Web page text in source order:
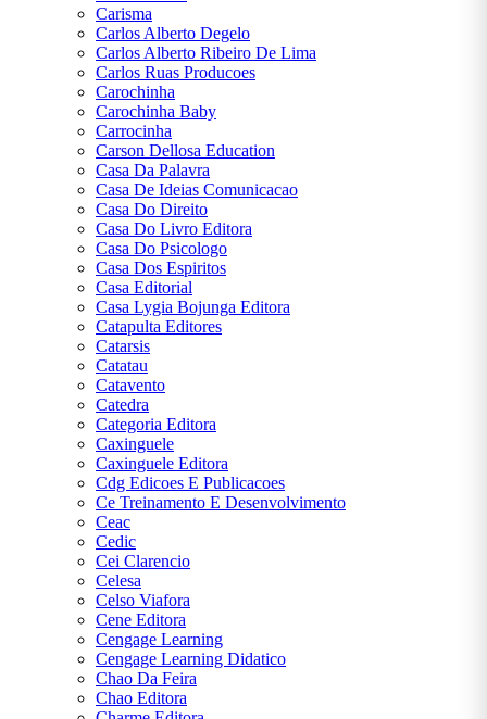
Carisma
Carlos Alberto Degelo
Carlos Alberto Ribeiro De Lima
Carlos Ruas Producoes
Carochinha
Carochinha Baby
Carrocinha
Carson Dellosa Education
Casa Da Palavra
Casa De Ideias Comunicacao
Casa Do Direito
Casa Do Livro Editora
Casa Do Psicologo
Casa Dos Espiritos
Casa Editorial
Casa Lygia Bojunga Editora
Catapulta Editores
Catarsis
Catatau
Catavento
Catedra
Categoria Editora
Caxinguele
Caxinguele Editora
Cdg Edicoes E Publicacoes
Ce Treinamento E Desenvolvimento
Ceac
Cedic
Cei Clarencio
Celesa
Celso Viafora
Cene Editora
Cengage Learning
Cengage Learning Didatico
Chao Da Feira
Chao Editora